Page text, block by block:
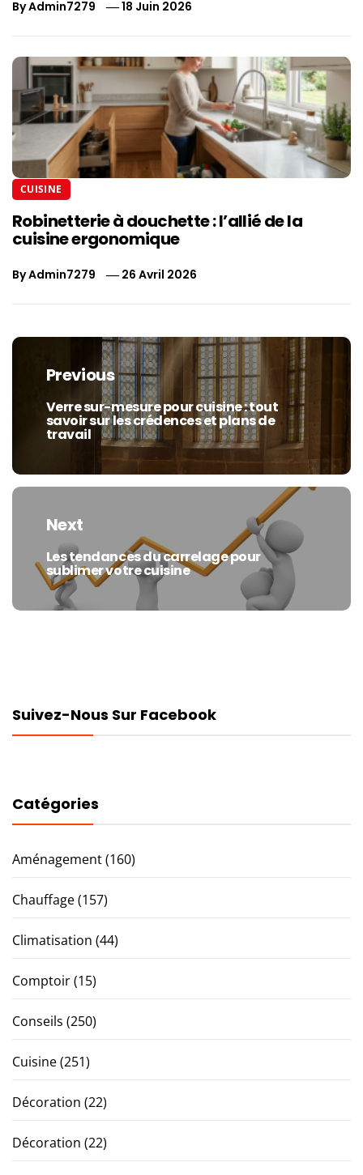
ByAdmin7279 18 Juin 2026
CUISINE
Robinetterie à douchette : l’allié de la
cuisine ergonomique
ByAdmin7279 26 Avril 2026
Navigation
l’article
Previous
Previous
post:
Verre sur-mesure pour cuisine : tout
savoir sur les crédences et plans de
travail
Next
Next
post:
Les tendances du carrelage pour
sublimer votre cuisine
Suivez-Nous Sur Facebook
Catégories
Aménagement(160)
Chauffage(157)
Climatisation (44)
Comptoir(15)
Conseils (250)
Cuisine(251)
Décoration (22)
Décoration (22)